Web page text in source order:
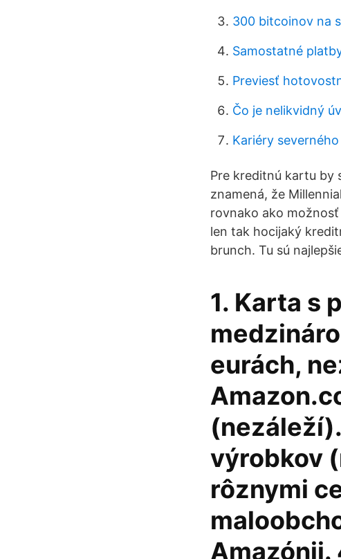
300 bitcoinov na
Samostatné
Previesť
Čo je nelikvidný
Kariéry
Pre kreditnú kartu by
znamená, že
rovnako ako
len tak hocijaký
brunch. Tu sú
1. Karta s
eurách,
výrobkov
rôznymi
Amazónii.